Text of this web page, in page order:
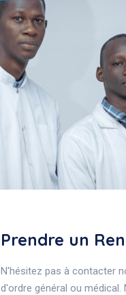
Prendre un
N'hésitez pas à contacter
d'ordre général ou